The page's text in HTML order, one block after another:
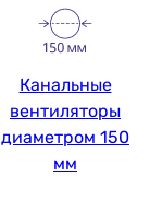
Канальные
вентиляторы
диаметром 150
мм